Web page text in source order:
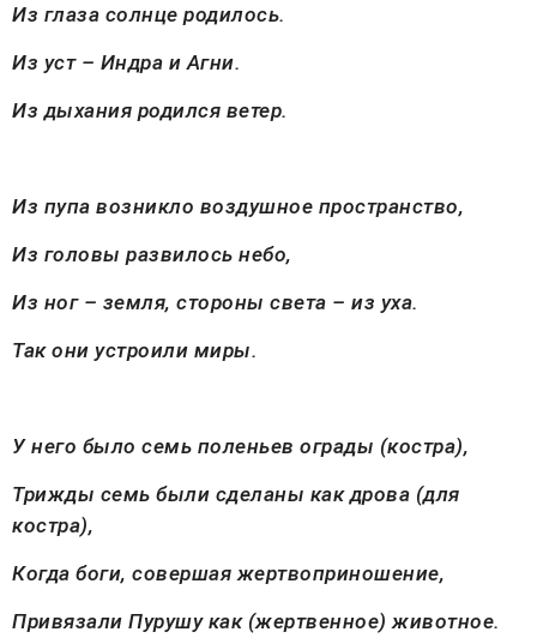
Из глаза солнце родилось.
Из уст – Индра и Агни.
Из дыхания родился ветер.
Из пупа возникло воздушное пространство,
Из головы развилось небо,
Из ног – земля, стороны света – из уха.
Так они устроили миры.
У него было семь поленьев ограды (костра),
Трижды семь были сделаны как дрова (для
костра),
Когда боги, совершая жертвоприношение,
Привязали Пурушу как (жертвенное) животное.